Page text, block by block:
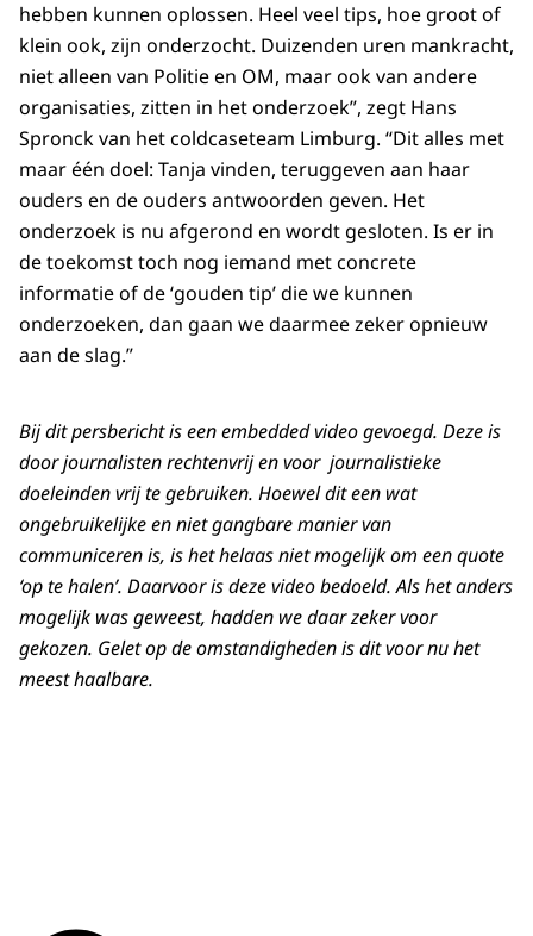
hebben kunnen oplossen. Heel veel tips, hoe groot of
klein ook, zijn onderzocht. Duizenden uren mankracht,
niet alleen van Politie en OM, maar ook van andere
organisaties, zitten in het onderzoek”, zegt Hans
Spronck van het coldcaseteam Limburg. “Dit alles met
maar één doel: Tanja vinden, teruggeven aan haar
ouders en de ouders antwoorden geven. Het
onderzoek is nu afgerond en wordt gesloten. Is er in
de toekomst toch nog iemand met concrete
informatie of de ‘gouden tip’ die we kunnen
onderzoeken, dan gaan we daarmee zeker opnieuw
aan de slag.”
Bij dit persbericht is een embedded video gevoegd. Deze is
door journalisten rechtenvrij en voor journalistieke
doeleinden vrij te gebruiken. Hoewel dit een wat
ongebruikelijke en niet gangbare manier van
communiceren is, is het helaas niet mogelijk om een quote
‘op te halen’. Daarvoor is deze video bedoeld. Als het anders
mogelijk was geweest, hadden we daar zeker voor
gekozen. Gelet op de omstandigheden is dit voor nu het
meest haalbare.